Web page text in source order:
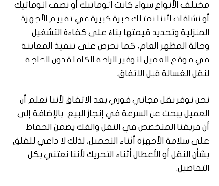
مختلف الأنواع سواء كانت اتوماتيك أو نصف اتوماتيك
أو نشافات لأننا نمتلك خبرة كبيرة في تقييم الأجهزة
المنزلية وتحديد قيمتها بناءً على كفاءة التشغيل
وحالة المظهر العام، كما نحرص على تنفيذ المعاينة
في موقع العميل لتوفير الراحة الكاملة دون الحاجة
لنقل الغسالة قبل الاتفاق.
نحن نوفر نقل مجاني فوري بعد الاتفاق لأننا نعلم أن
العميل يبحث عن السرعة في إنجاز البيع، بالإضافة إلى
أن فريقنا المتخصص في النقل والفك يضمن الحفاظ
على سلامة الأجهزة أثناء التحميل، لذلك لا داعي للقلق
بشأن النقل أو الأعطال أثناء التحريك لأننا نعتني بكل
التفاصيل.